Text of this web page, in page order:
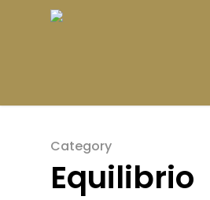
Category
Equilibrio